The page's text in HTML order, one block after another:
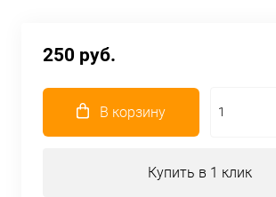
250 руб.
В корзину
Купить в 1 клик